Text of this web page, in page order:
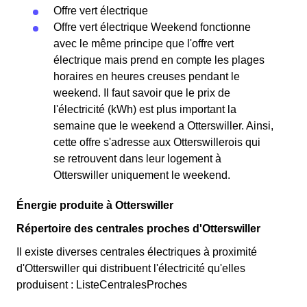
Offre vert électrique
Offre vert électrique Weekend fonctionne
avec le même principe que l'offre vert
électrique mais prend en compte les plages
horaires en heures creuses pendant le
weekend. Il faut savoir que le prix de
l'électricité (kWh) est plus important la
semaine que le weekend a Otterswiller. Ainsi,
cette offre s'adresse aux Otterswillerois qui
se retrouvent dans leur logement à
Otterswiller uniquement le weekend.
Énergie produite à Otterswiller
Répertoire des centrales proches d'Otterswiller
Il existe diverses centrales électriques à proximité
d'Otterswiller qui distribuent l'électricité qu'elles
produisent : ListeCentralesProches